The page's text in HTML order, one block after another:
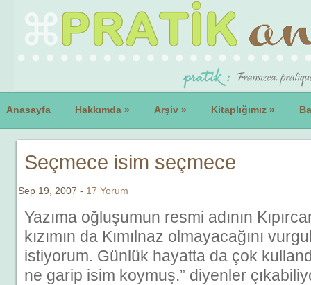
Anasayfa Hakkımda » Arşiv » Kitaplığımız »
Seçmece isim seçmece
Sep 19, 2007 - 17 Yorum
Yazıma oğluşumun resmi adının
kızımın da Kımılnaz olmayacağını
istiyorum. Günlük hayatta da çok
ne garip isim koymuş.” diyenler